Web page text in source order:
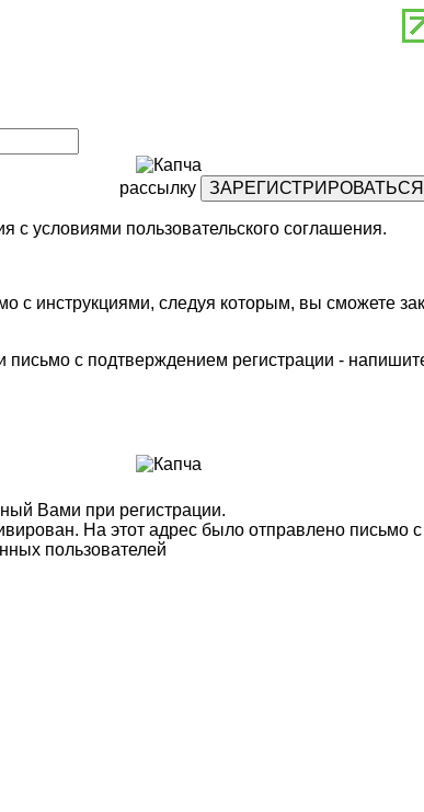
рассылку
с условиями пользовательского соглашения.
инструкциями, следуя которым, вы сможете
с подтверждением регистрации -
Вами при регистрации.
На этот адрес было отправлено
пользователей